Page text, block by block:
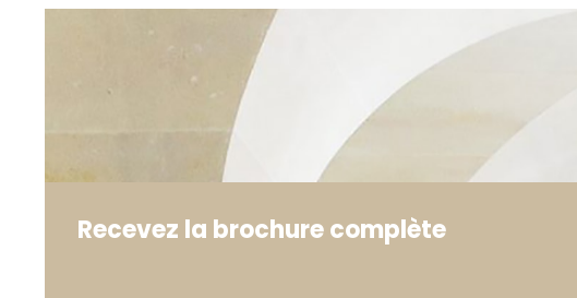
Recevez la brochure complète